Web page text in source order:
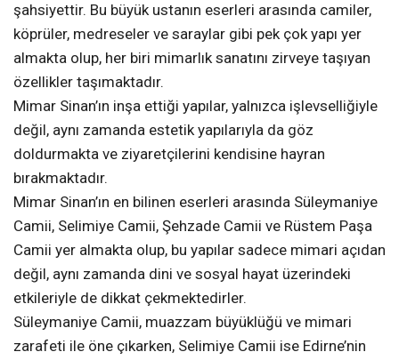
şahsiyettir. Bu büyük ustanın eserleri arasında camiler,
köprüler, medreseler ve saraylar gibi pek çok yapı yer
almakta olup, her biri mimarlık sanatını zirveye taşıyan
özellikler taşımaktadır.
Mimar Sinan’ın inşa ettiği yapılar, yalnızca işlevselliğiyle
değil, aynı zamanda estetik yapılarıyla da göz
doldurmakta ve ziyaretçilerini kendisine hayran
bırakmaktadır.
Mimar Sinan’ın en bilinen eserleri arasında Süleymaniye
Camii, Selimiye Camii, Şehzade Camii ve Rüstem Paşa
Camii yer almakta olup, bu yapılar sadece mimari açıdan
değil, aynı zamanda dini ve sosyal hayat üzerindeki
etkileriyle de dikkat çekmektedirler.
Süleymaniye Camii, muazzam büyüklüğü ve mimari
zarafeti ile öne çıkarken, Selimiye Camii ise Edirne’nin